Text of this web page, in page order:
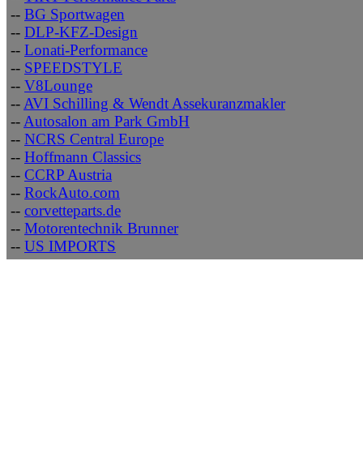
-- BG Sportwagen
-- DLP-KFZ-Design
-- Lonati-Performance
-- SPEEDSTYLE
-- V8Lounge
-- AVI Schilling & Wendt Assekuranzmakler
-- Autosalon am Park GmbH
-- NCRS Central Europe
-- Hoffmann Classics
-- CCRP Austria
-- RockAuto.com
-- corvetteparts.de
-- Motorentechnik Brunner
-- US IMPORTS